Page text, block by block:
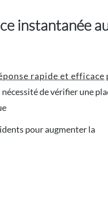
instantanée
rapide et efficace
de vérifier une
pour augmenter la